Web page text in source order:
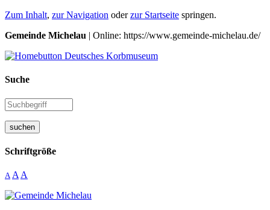
Zum Inhalt, zur Navigation oderzur Startseite springen.
Gemeinde Michelau | Online: https://www.gemeinde-michelau.de/
Suche
suchen
Schriftgröße
A A A